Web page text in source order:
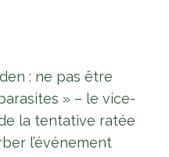
: ne pas être
» – le vice-
la tentative ratée
l’événement